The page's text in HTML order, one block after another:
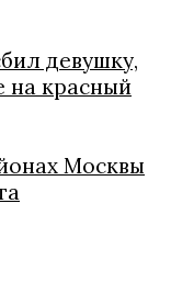
девушку,
на красный
Москвы